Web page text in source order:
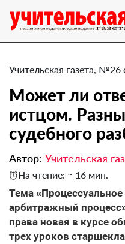
Учительская газета,
Может ли
истцом.
судебного
Автор: Учительская
На чтение: ≈ 16 мин.
Тема
арбитражный
права новая в курсе
трех уроков